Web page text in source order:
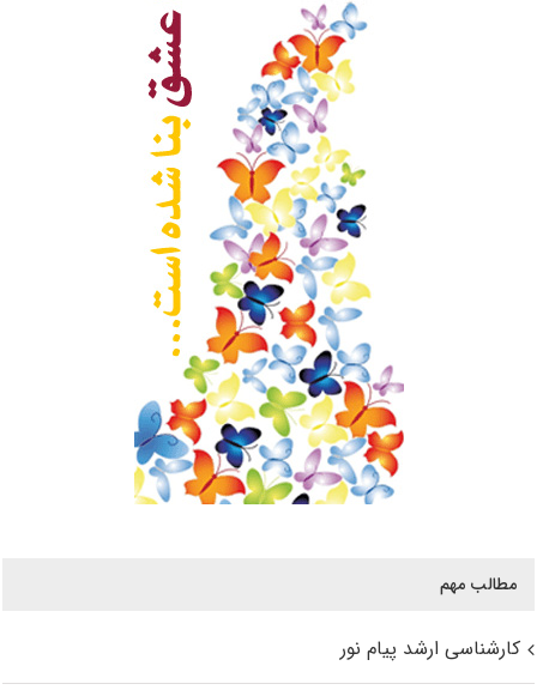
مطالب مهم
کارشناسی ارشد پیام نور